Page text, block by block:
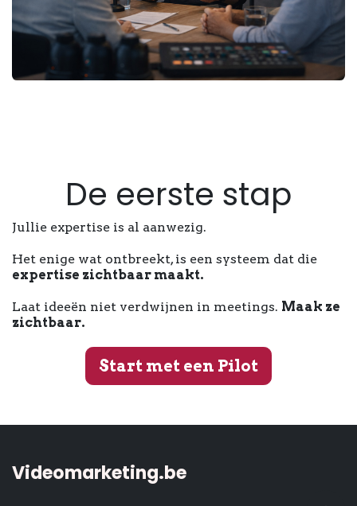
De eerste stap
Jullie expertise is al aanwezig.
Het enige wat ontbreekt, is een systeem dat die
expertise zichtbaar maakt.
Laat ideeën niet verdwijnen in meetings. Maak ze
zichtbaar.
Start met een Pilot
Videomarketing.be